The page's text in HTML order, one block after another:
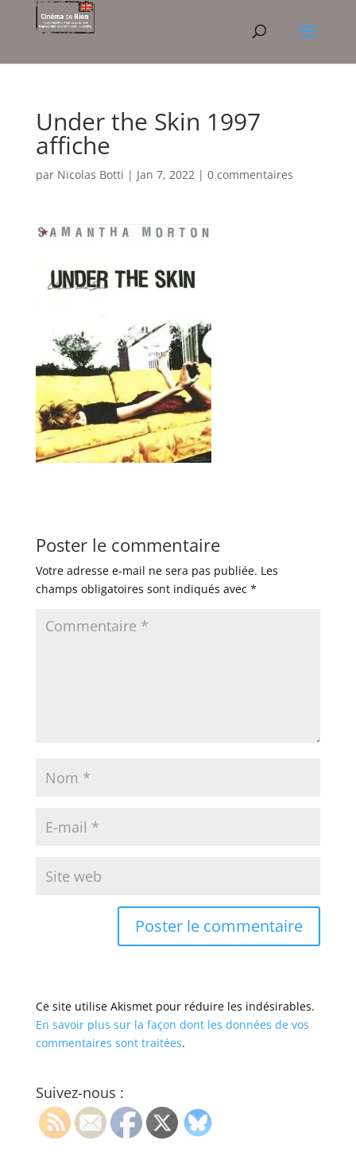
Under the Skin 1997
affiche
par Nicolas Botti | Jan 7, 2022| 0 commentaires
Poster le commentaire
Votre adresse e-mail ne sera pas publiée. Les
champs obligatoires sont indiqués avec *
Ce site utilise Akismet pour réduire les indésirables.
En savoir plus sur la façon dont les données de vos
commentaires sont traitées.
Suivez-nous :